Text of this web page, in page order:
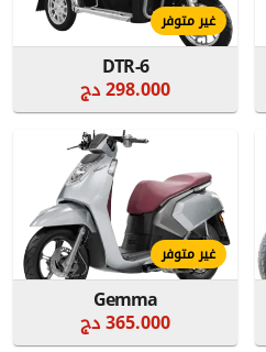
غير متوفر
DTR-6
298.000 دج
غير متوفر
Gemma
365.000 دج